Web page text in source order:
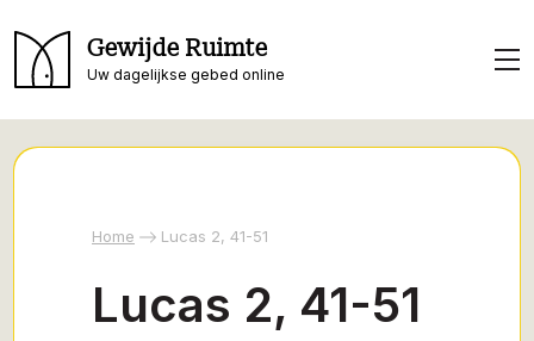
Gewijde Ruimte
Uw dagelijkse gebed online
Home Lucas 2, 41-51
Lucas 2, 41-51